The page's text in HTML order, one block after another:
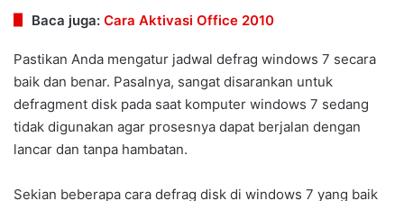
Baca juga: Cara Aktivasi Office 2010
Pastikan Anda mengatur jadwal defrag windows 7 secara
baik dan benar. Pasalnya, sangat disarankan untuk
defragment disk pada saat komputer windows 7 sedang
tidak digunakan agar prosesnya dapat berjalan dengan
lancar dan tanpa hambatan.
Sekian beberapa cara defrag disk di windows 7 yang baik